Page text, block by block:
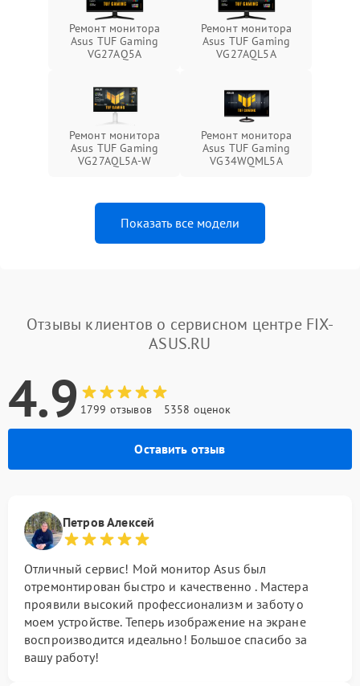
Ремонт монитора
Asus TUF Gaming
VG27AQ5A
Ремонт монитора
Asus TUF Gaming
VG27AQL5A
Ремонт монитора
Asus TUF Gaming
VG27AQL5A-W
Ремонт монитора
Asus TUF Gaming
VG34WQML5A
Показать все модели
Отзывы клиентов о сервисном центре FIX-
ASUS.RU
4.9 1799 отзывов 5358 оценок
Оставить отзыв
Петров Алексей
Отличный сервис! Мой монитор Asus был
отремонтирован быстро и качественно . Мастера
проявили высокий профессионализм и заботу о
моем устройстве. Теперь изображение на экране
воспроизводится идеально! Большое спасибо за
вашу работу!